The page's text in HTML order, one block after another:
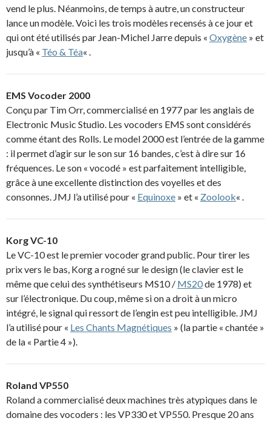
vend le plus. Néanmoins, de temps à autre, un constructeur
lance un modèle. Voici les trois modèles recensés à ce jour et
qui ont été utilisés par Jean-Michel Jarre depuis « Oxygène » et
jusqu’à « Téo & Téa« .
EMS Vocoder 2000
Conçu par Tim Orr, commercialisé en 1977 par les anglais de
Electronic Music Studio. Les vocoders EMS sont considérés
comme étant des Rolls. Le model 2000 est l’entrée de la gamme
: il permet d’agir sur le son sur 16 bandes, c’est à dire sur 16
fréquences. Le son « vocodé » est parfaitement intelligible,
grâce à une excellente distinction des voyelles et des
consonnes. JMJ l’a utilisé pour « Equinoxe » et « Zoolook« .
Korg VC-10
Le VC-10 est le premier vocoder grand public. Pour tirer les
prix vers le bas, Korg a rogné sur le design (le clavier est le
même que celui des synthétiseurs MS10 / MS20de 1978) et
sur l’électronique. Du coup, même si on a droit à un micro
intégré, le signal qui ressort de l’engin est peu intelligible. JMJ
l’a utilisé pour « Les Chants Magnétiques » (la partie « chantée »
de la « Partie 4 »).
Roland VP550
Roland a commercialisé deux machines très atypiques dans le
domaine des vocoders : les VP330 et VP550. Presque 20 ans